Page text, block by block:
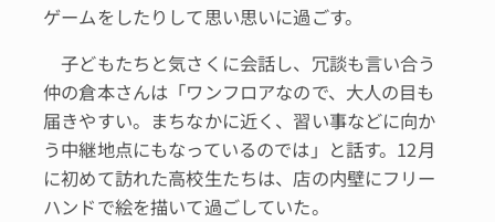
ゲームをしたりして思い思いに過ごす。
子どもたちと気さくに会話し、冗談も言い合う
仲の倉本さんは「ワンフロアなので、大人の目も
届きやすい。まちなかに近く、習い事などに向か
う中継地点にもなっているのでは」と話す。12月
に初めて訪れた高校生たちは、店の内壁にフリー
ハンドで絵を描いて過ごしていた。